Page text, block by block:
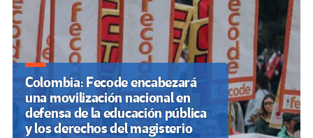
Colombia: Fecode encabezará
una movilización nacional en
defensa de la educación pública
y los derechos del magisterio